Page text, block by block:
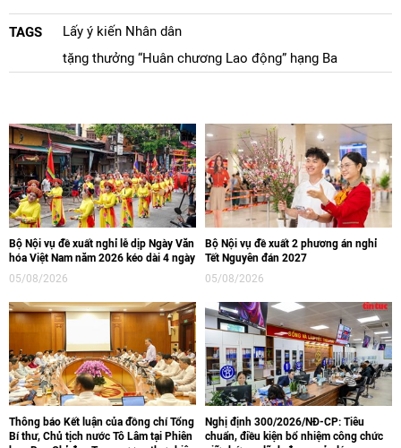
TAGS
Lấy ý kiến Nhân dân
tặng thưởng “Huân chương Lao động” hạng Ba
Bộ Nội vụ đề xuất nghỉ lễ dịp Ngày Văn
hóa Việt Nam năm 2026 kéo dài 4 ngày
05/08/2026
Bộ Nội vụ đề xuất 2 phương án nghỉ
Tết Nguyên đán 2027
05/08/2026
Thông báo Kết luận của đồng chí Tổng
Bí thư, Chủ tịch nước Tô Lâm tại Phiên
Nghị định 300/2026/NĐ-CP: Tiêu
chuẩn, điều kiện bổ nhiệm công chức